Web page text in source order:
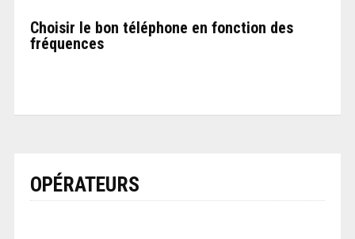
Choisir le bon téléphone en fonction des
fréquences
OPÉRATEURS